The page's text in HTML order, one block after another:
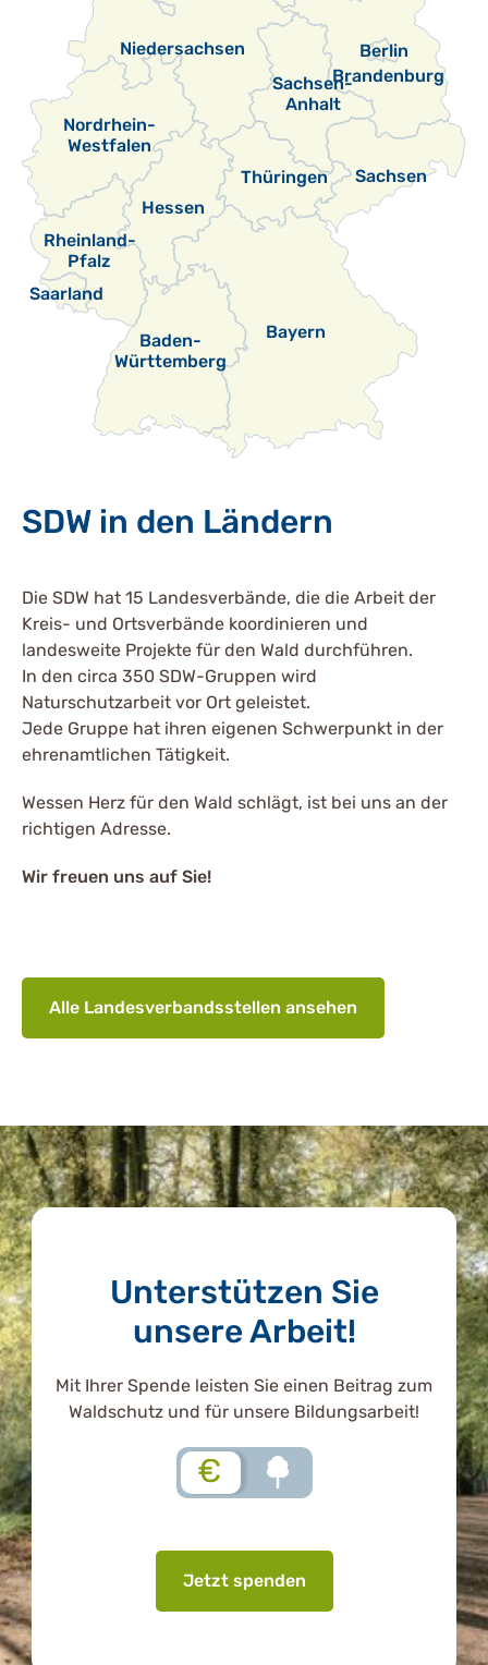
Thüringen
Sachsen-
Anhalt
Sachsen
Saarland
Rheinland-
Pfalz
Nordrhein-
Westfalen
Niedersachsen
Hessen
Brandenburg
Berlin
Bayern
Baden-
Württemberg
SDW in den Ländern
Die SDW hat 15 Landesverbände, die die Arbeit der
Kreis- und Ortsverbände koordinieren und
landesweite Projekte für den Wald durchführen.
In den circa 350 SDW-Gruppen wird
Naturschutzarbeit vor Ort geleistet.
Jede Gruppe hat ihren eigenen Schwerpunkt in der
ehrenamtlichen Tätigkeit.
Wessen Herz für den Wald schlägt, ist bei uns an der
richtigen Adresse.
Wir freuen uns auf Sie!
Alle Landesverbandsstellen ansehen
Unterstützen Sie
unsere Arbeit!
Mit Ihrer Spende leisten Sie einen Beitrag zum
Waldschutz und für unsere Bildungsarbeit!
€
Jetzt spenden